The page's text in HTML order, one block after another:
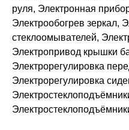
руля, Электронная
Электрообогрев зеркал,
стеклоомывателей,
Электропривод крышки
Электрорегулировка
Электрорегулировка